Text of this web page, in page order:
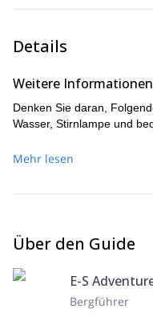
Details
Weitere Informationen
Denken Sie daran,
Wasser, Stirnlampe und
Mehr lesen
Über den Guide
E-S
Bergführer